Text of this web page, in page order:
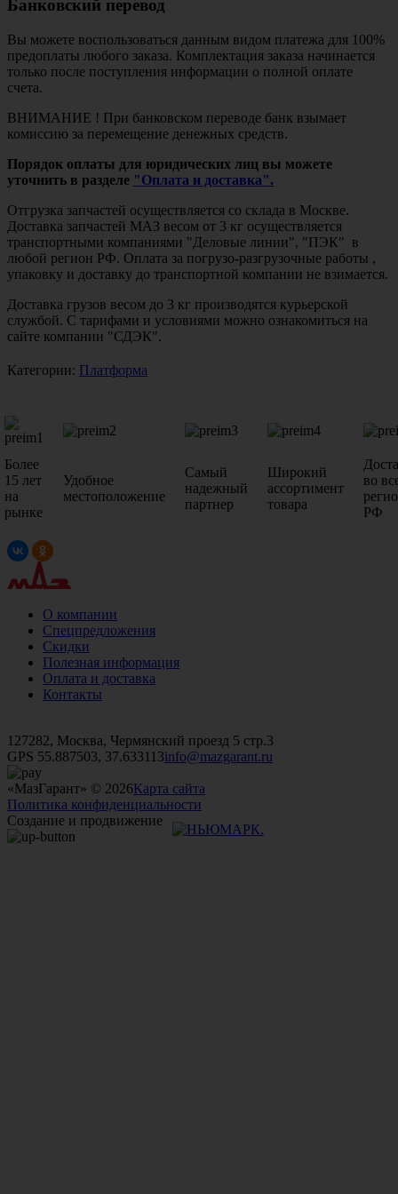
Банковский перевод
Вы можете воспользоваться данным видом платежа для 100%
предоплаты любого заказа. Комплектация заказа начинается
только после поступления информации о полной оплате
счета.
ВНИМАНИЕ ! При банковском переводе банк взымает
комиссию за перемещение денежных средств.
Порядок оплаты для юридических лиц вы можете
уточнить в разделе "Оплата и доставка".
Отгрузка запчастей осуществляется со склада в Москве.
Доставка запчастей МАЗ весом от 3 кг осуществляется
транспортными компаниями "Деловые линии", "ПЭК" в
любой регион РФ. Оплата за погрузо-разгрузочные работы ,
упаковку и доставку до транспортной компании не взимается.
Доставка грузов весом до 3 кг производятся курьерской
службой. С тарифами и условиями можно ознакомиться на
сайте компании "СДЭК".
Категории: Платформа
Более
15 лет
на
рынке
Удобное
местоположение
Самый
надежный
партнер
Широкий
ассортимент
товара
во
РФ
О компании
Спецпредложения
Скидки
Полезная информация
Оплата и доставка
Контакты
127282, Москва, Чермянский проезд 5 стр.3
GPS 55.887503, 37.633113info@mazgarant.ru
«МазГарант» © 2026Карта сайта
Политика конфиденциальности
Создание и продвижение